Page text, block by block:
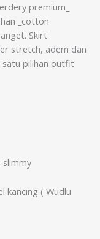
premium_
_cotton
Skirt
stretch, adem dan
satu pilihan outfit
slimmy
kancing ( Wudlu